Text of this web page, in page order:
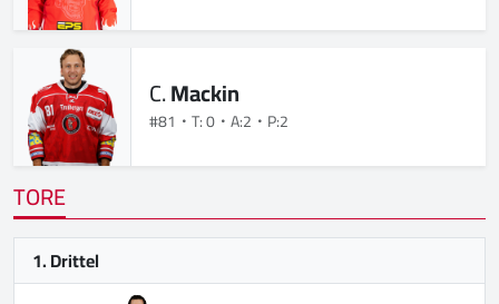
C.Mackin
#81 T: 0 A:2 P:2
TORE
1. Drittel